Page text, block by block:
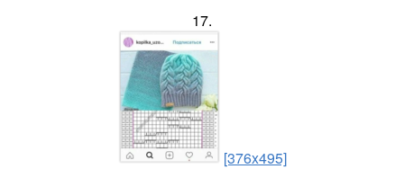
17.
[376x495]